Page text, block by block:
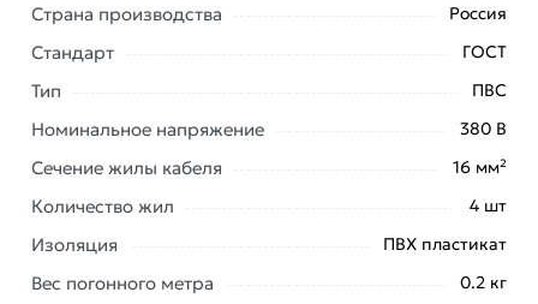
Провода ПВС с медными жилами, с изоляцией и
предназначены для присоединения
электроприборов и электроинструмента, бытовой
Страна производства Россия
Стандарт ГОСТ
Тип ПВС
Номинальное напряжение 380 В
Сечение жилы кабеля 16 мм²
Количество жил 4 шт
Изоляция ПВХ пластикат
Вес погонного метра 0.2 кг